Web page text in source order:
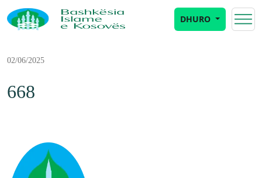
DHURO
02/06/2025
668